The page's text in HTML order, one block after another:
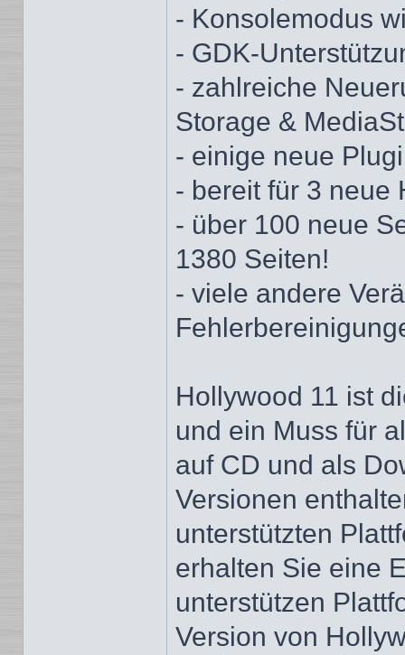
- Konsolemodus
- GDK-
- zahlreiche
Storage &
- einige neue
- bereit für 3 neue
- über 100 neue
1380 Seiten!
- viele andere
Hollywood 11 ist
und ein Muss für
auf CD und als
Versionen
unterstützten
erhalten Sie eine
unterstützen
Version von